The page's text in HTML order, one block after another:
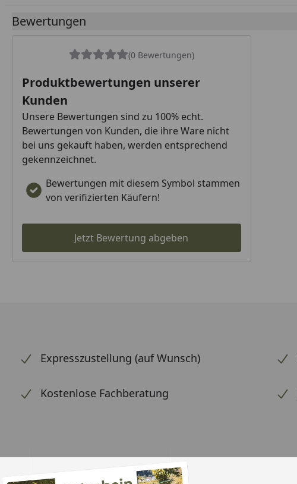
Bewertungen
(0 Bewertungen)
Produktbewertungen unserer
Kunden
Unsere Bewertungen sind zu 100% echt.
Bewertungen von Kunden, die ihre Ware nicht
bei uns gekauft haben, werden entsprechend
gekennzeichnet.
Bewertungen mit diesem Symbol stammen
von verifizierten Käufern!
Jetzt Bewertung abgeben
Expresszustellung (auf Wunsch)
Kostenlose Fachberatung